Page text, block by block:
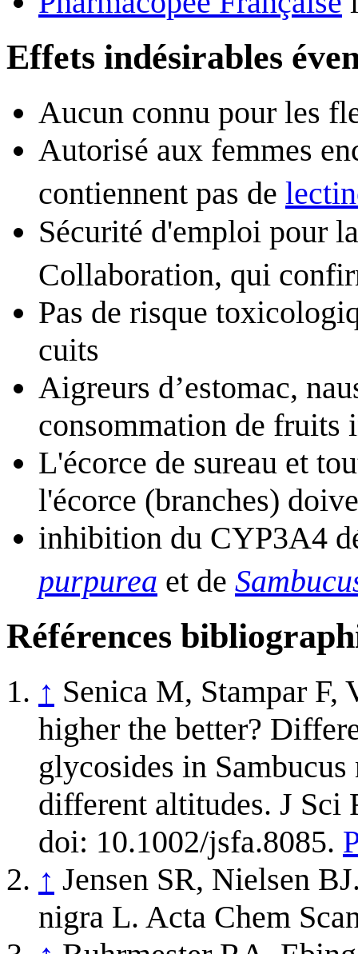
Effets indésirables
Aucun connu pour les
Autorisé aux femmes
contiennent pas de
Sécurité d'emploi pour
Collaboration, qui
Pas de risque
cuits
Aigreurs d’estomac,
consommation de fruits
L'écorce de sureau et
l'écorce (branches)
inhibition du CYP3A4
purpurea et de
Références
↑ Senica M, Stampar
higher the better?
glycosides in
different altitudes. J Sci
doi: 10.1002/jsfa.8085.
↑ Jensen SR, Nielsen
nigra L. Acta Chem